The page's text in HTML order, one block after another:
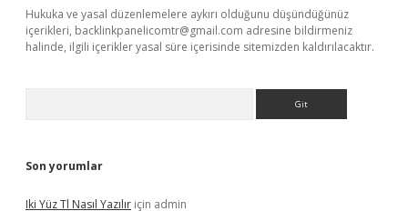
Hukuka ve yasal düzenlemelere aykırı olduğunu düşündüğünüz
içerikleri, backlinkpanelicomtr@gmail.com adresine bildirmeniz
halinde, ilgili içerikler yasal süre içerisinde sitemizden kaldırılacaktır.
Son yorumlar
Iki Yüz Tl Nasıl Yazılır için admin